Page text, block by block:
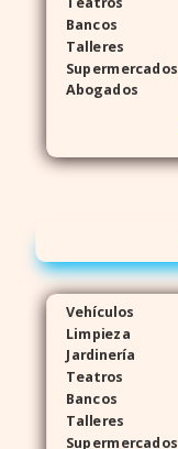
Bancos
Talleres
Supermercados
Abogados
Vehículos
Limpieza
Jardinería
Teatros
Bancos
Talleres
Supermercados